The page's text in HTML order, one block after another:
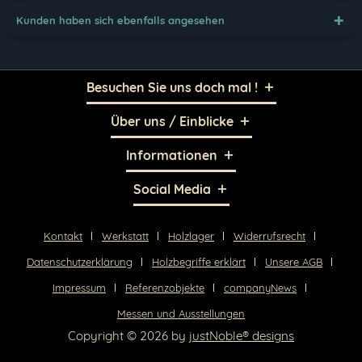
Senden
Kunden haben sich ebenfalls angesehen
Besuchen Sie uns doch mal !
Über uns / Einblicke
Informationen
Social Media
Kontakt Werkstatt Holzlager
Widerrufsrecht
Datenschutzerklärung
Holzbegriffe erklärt
Unsere AGB
Impressum
Referenzobjekte
companyNews
Messen und Ausstellungen
Copyright © 2026 by justNoble® designs